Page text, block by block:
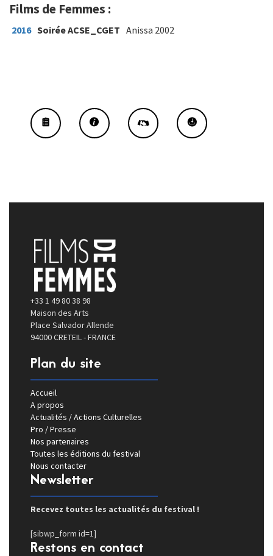
Films de Femmes :
2016 Soirée ACSE_CGET Anissa 2002
+33 1 49 80 38 98
Maison des Arts
Place Salvador Allende
94000 CRETEIL - FRANCE
Plan du site
Accueil
A propos
Actualités / Actions Culturelles
Pro / Presse
Nos partenaires
Toutes les éditions du festival
Nous contacter
Newsletter
Recevez toutes les actualités du festival !
[sibwp_form id=1]
Restons en contact